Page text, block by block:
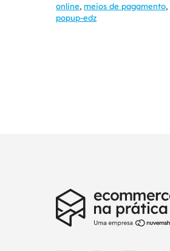
online, meios de pagamento,
popup-edz